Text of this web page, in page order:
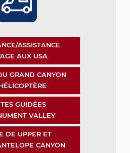
ASSISTANCE
AUX USA
GRAND CANYON
GUIDÉES
VALLEY
DE UPPER ET
CANYON